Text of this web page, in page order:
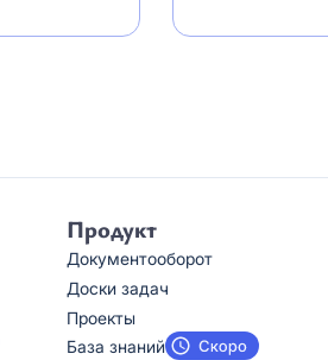
Продукт
Документооборот
Доски задач
Проекты
База знаний